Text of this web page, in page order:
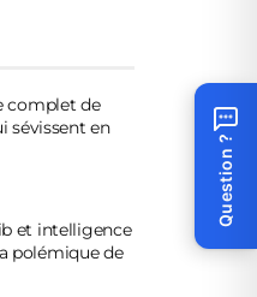
complet de
sévissent en
et intelligence
polémique de
Question ?